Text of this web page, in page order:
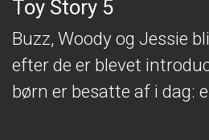
Toy Story 5
Buzz, Woody og Jessie
efter de er blevet
børn er besatte af i dag: